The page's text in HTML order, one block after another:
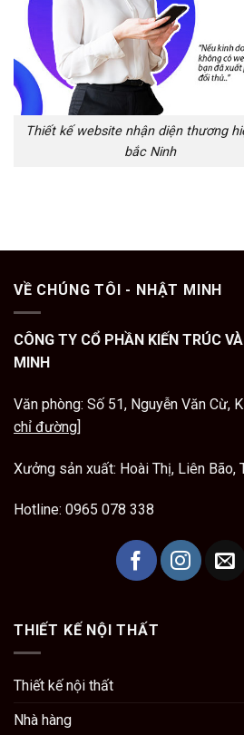
Thiết kế website nhận diện thương
bắc Ninh
VỀ CHÚNG TÔI - NHẬT MINH
CÔNG TY CỔ PHẦN KIẾN TRÚC
MINH
Văn phòng: Số 51, Nguyễn Văn Cừ,
chỉ đường]
Xưởng sản xuất: Hoài Thị, Liên Bão,
Hotline: 0965 078 338
THIẾT KẾ NỘI THẤT
Thiết kế nội thất
Nhà hàng